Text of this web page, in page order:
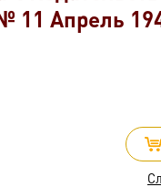
11 Апрель